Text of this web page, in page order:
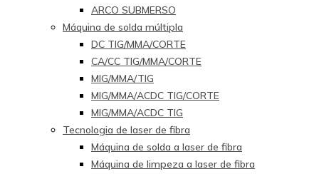
ARCO SUBMERSO
Máquina de solda múltipla
DC TIG/MMA/CORTE
CA/CC TIG/MMA/CORTE
MIG/MMA/TIG
MIG/MMA/ACDC TIG/CORTE
MIG/MMA/ACDC TIG
Tecnologia de laser de fibra
Máquina de solda a laser de fibra
Máquina de limpeza a laser de fibra